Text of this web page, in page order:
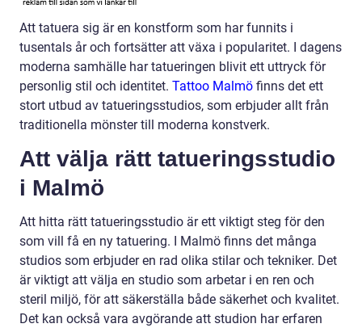
Att tatuera sig är en konstform som har funnits i
tusentals år och fortsätter att växa i popularitet. I dagens
moderna samhälle har tatueringen blivit ett uttryck för
personlig stil och identitet. Tattoo Malmö finns det ett
stort utbud av tatueringsstudios, som erbjuder allt från
traditionella mönster till moderna konstverk.
Att välja rätt tatueringsstudio
i Malmö
Att hitta rätt tatueringsstudio är ett viktigt steg för den
som vill få en ny tatuering. I Malmö finns det många
studios som erbjuder en rad olika stilar och tekniker. Det
är viktigt att välja en studio som arbetar i en ren och
steril miljö, för att säkerställa både säkerhet och kvalitet.
Det kan också vara avgörande att studion har erfaren